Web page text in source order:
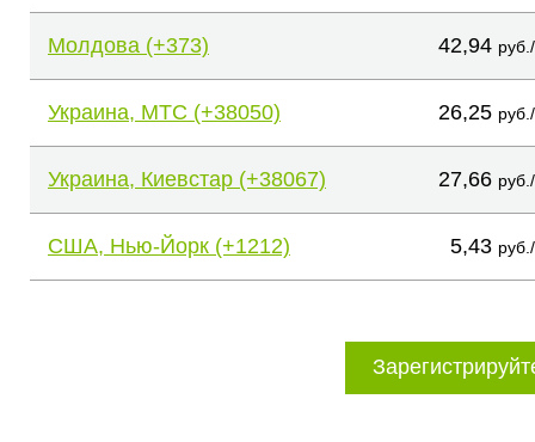
Молдова (+373) 42,94
Украина, МТС (+38050) 26,25
Украина, Киевстар (+38067) 27,66
США, Нью-Йорк (+1212) 5,43